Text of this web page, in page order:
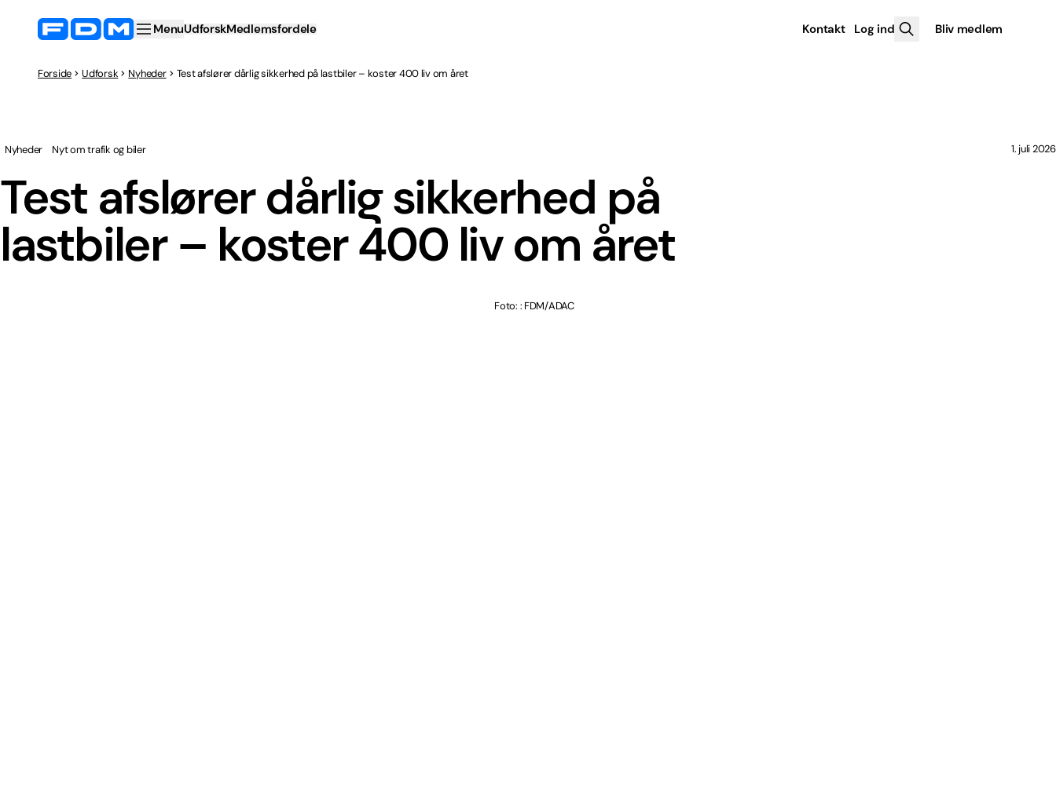
MenuUdforskMedlemsfordele Kontakt Log ind Bliv medlem
Forside Udforsk Nyheder Test afslører dårlig sikkerhed på lastbiler – koster 400 liv om året
Test afslører dårlig sikkerhed på
lastbiler – koster 400 liv om året
Nyheder Nyt om trafik og biler 1. juli 2026
Foto: : FDM/ADAC